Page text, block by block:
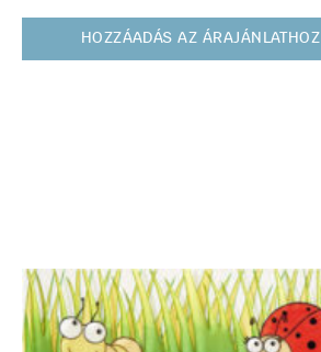
HOZZÁADÁS AZ ÁRAJÁNLATHOZ